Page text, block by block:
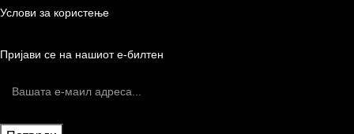
Услови за користење
Пријави се на нашиот е-билтен